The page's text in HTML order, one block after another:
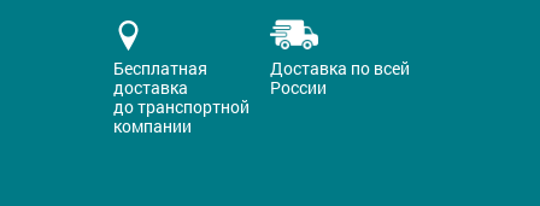
Бесплатная
доставка
до транспортной
компании
Доставка по всей
России